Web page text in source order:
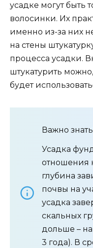
усадке могут быть
волосинки. Их
именно из-за них
на стены
процесса усадки.
штукатурить
будет
Важно
Усадка
отношения
глубина
почвы на
усадка
скальных
дольше –
3 года). В